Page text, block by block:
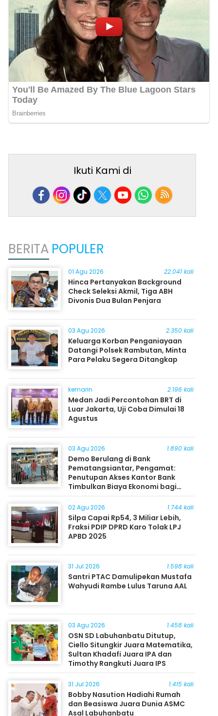
Ikuti Kami di
BERITA POPULER
01 Agu 2026 22.041 kali
Hinca Pertanyakan Background
Check Seleksi Akmil, Tiga ABH
Divonis Dua Bulan Penjara
03 Agu 2026 2.350 kali
Keluarga Korban Penganiayaan
Datangi Polsek Rambutan, Minta
Para Pelaku Segera Ditangkap
kemarin 2.196 kali
Medan Jadi Percontohan BRT di
Luar Jakarta, Uji Coba Dimulai 18
Agustus
03 Agu 2026 1.890 kali
Demo Berulang di Bank
Pematangsiantar, Pengamat:
Penutupan Akses Kantor Bank
Timbulkan Biaya Ekonomi bagi
Masyarakat
02 Agu 2026 1.744 kali
Silpa Capai Rp54, 3 Miliar Lebih,
Fraksi PDIP DPRD Karo Tolak LPJ
APBD 2025
31 Jul 2026 1.598 kali
Santri PTAC Damulipekan Mustafa
Wahyudi Rambe Lulus Taruna AAL
03 Agu 2026 1.458 kali
OSN SD Labuhanbatu Ditutup,
Ciello Situngkir Juara Matematika,
Sultan Khadafi Juara IPA dan
Timothy Rangkuti Juara IPS
31 Jul 2026 1.415 kali
Bobby Nasution Hadiahi Rumah
dan Beasiswa Juara Dunia ASMC
Asal Labuhanbatu